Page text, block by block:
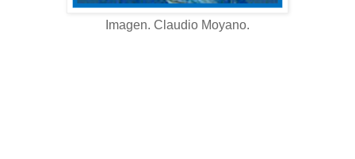
Imagen. Claudio Moyano.